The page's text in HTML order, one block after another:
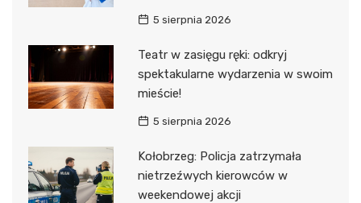
5 sierpnia 2026
Teatr w zasięgu ręki: odkryj
spektakularne wydarzenia w swoim
mieście!
5 sierpnia 2026
Kołobrzeg: Policja zatrzymała
nietrzeźwych kierowców w
weekendowej akcji